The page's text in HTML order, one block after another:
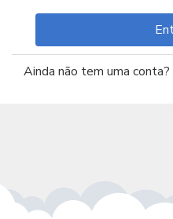
Ainda não tem uma conta?